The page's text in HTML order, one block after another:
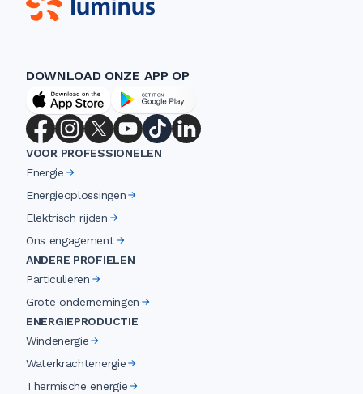
DOWNLOAD ONZE APP OP
VOOR PROFESSIONELEN
Energie
Energieoplossingen
Elektrisch rijden
Ons engagement
ANDERE PROFIELEN
Particulieren
Grote ondernemingen
ENERGIEPRODUCTIE
Windenergie
Waterkrachtenergie
Thermische energie